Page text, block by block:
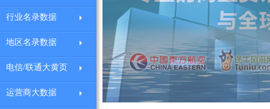
行业名录数据
地区名录数据
电信/联通大黄页
运营商大数据